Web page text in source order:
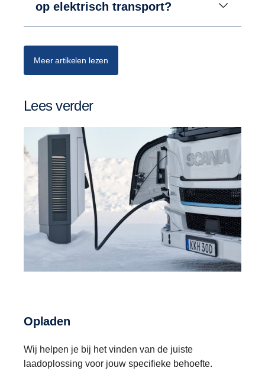
op elektrisch transport?
Meer artikelen lezen
Lees verder
Opladen
Wij helpen je bij het vinden van de juiste
laadoplossing voor jouw specifieke behoefte.